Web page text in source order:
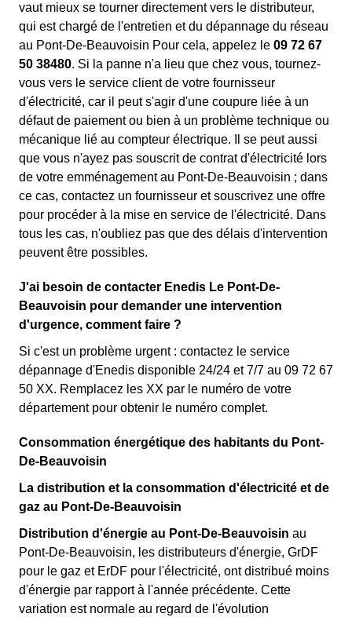
vaut mieux se tourner directement vers le distributeur,
qui est chargé de l'entretien et du dépannage du réseau
au Pont-De-Beauvoisin Pour cela, appelez le 09 72 67
50 38480. Si la panne n'a lieu que chez vous, tournez-
vous vers le service client de votre fournisseur
d'électricité, car il peut s'agir d'une coupure liée à un
défaut de paiement ou bien à un problème technique ou
mécanique lié au compteur électrique. Il se peut aussi
que vous n'ayez pas souscrit de contrat d'électricité lors
de votre emménagement au Pont-De-Beauvoisin ; dans
ce cas, contactez un fournisseur et souscrivez une offre
pour procéder à la mise en service de l'électricité. Dans
tous les cas, n'oubliez pas que des délais d'intervention
peuvent être possibles.
J'ai besoin de contacter Enedis Le Pont-De-
Beauvoisin pour demander une intervention
d'urgence, comment faire ?
Si c'est un problème urgent : contactez le service
dépannage d'Enedis disponible 24/24 et 7/7 au 09 72 67
50 XX. Remplacez les XX par le numéro de votre
département pour obtenir le numéro complet.
Consommation énergétique des habitants du Pont-
De-Beauvoisin
La distribution et la consommation d'électricité et de
gaz au Pont-De-Beauvoisin
Distribution d'énergie au Pont-De-Beauvoisin au
Pont-De-Beauvoisin, les distributeurs d'énergie, GrDF
pour le gaz et ErDF pour l'électricité, ont distribué moins
d'énergie par rapport à l'année précédente. Cette
variation est normale au regard de l'évolution